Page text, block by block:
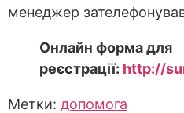
менеджер
Онлайн форма для
реєстрації: http://
Метки: допомога